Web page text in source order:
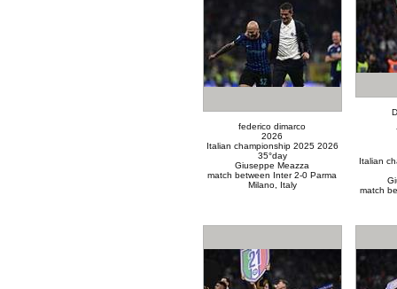
federico dimarco
2026
Italian championship 2025 2026
35°day
Giuseppe Meazza
match between Inter 2-0 Parma
Milano, Italy
Italian
match